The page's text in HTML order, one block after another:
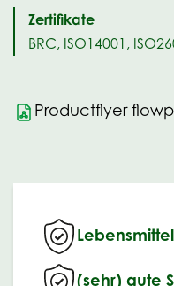
Zertifikate
BRC, ISO14001,
Productflyer
(sehr) gute